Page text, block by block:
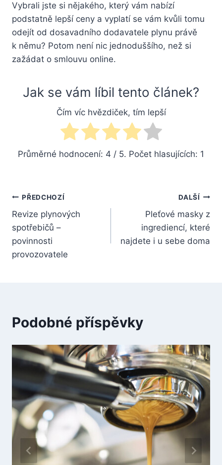
Vybrali jste si nějakého, který vám nabízí
podstatně lepší ceny a vyplatí se vám kvůli tomu
odejít od dosavadního dodavatele plynu právě
k němu? Potom není nic jednoduššího, než si
zažádat o smlouvu online.
Jak se vám líbil tento článek?
Čím víc hvězdiček, tím lepší
Průměrné hodnocení: 4 / 5. Počet hlasujících: 1
Navigace
pro
příspěvek
PŘEDCHOZÍ
Revize plynových
spotřebičů –
povinnosti
provozovatele
DALŠÍ
Pleťové masky z
ingrediencí, které
najdete i u sebe doma
Podobné příspěvky